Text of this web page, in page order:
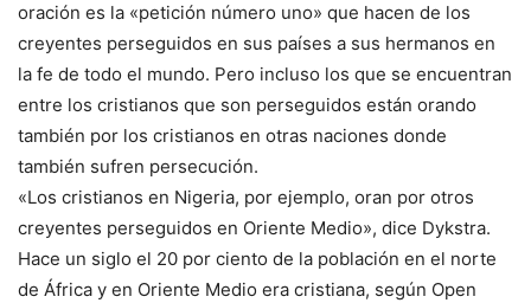
oración es la «petición número uno» que hacen de los
creyentes perseguidos en sus países a sus hermanos en
la fe de todo el mundo. Pero incluso los que se encuentran
entre los cristianos que son perseguidos están orando
también por los cristianos en otras naciones donde
también sufren persecución.
«Los cristianos en Nigeria, por ejemplo, oran por otros
creyentes perseguidos en Oriente Medio», dice Dykstra.
Hace un siglo el 20 por ciento de la población en el norte
de África y en Oriente Medio era cristiana, según Open